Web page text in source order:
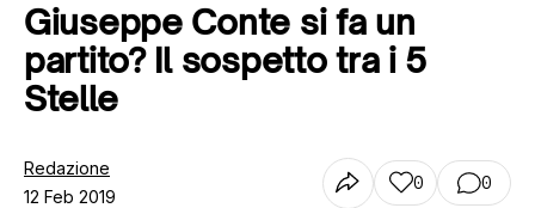
Tutti gli articoli
Chi siamo
Giuseppe Conte si fa un
partito? Il sospetto tra i 5
Stelle
Redazione
12 Feb 2019
0 0